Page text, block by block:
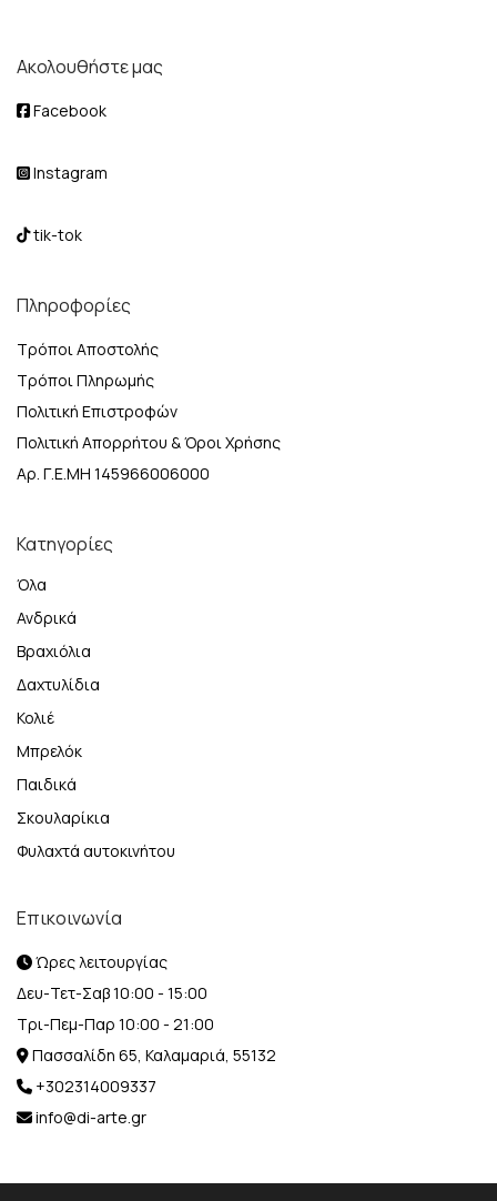
Ακολουθήστε μας
Facebook
Instagram
tik-tok
Πληροφορίες
Τρόποι Αποστολής
Τρόποι Πληρωμής
Πολιτική Επιστροφών
Πολιτική Απορρήτου & Όροι Χρήσης
Αρ. Γ.Ε.ΜΗ 145966006000
Κατηγορίες
Όλα
Ανδρικά
Βραχιόλια
Δαχτυλίδια
Κολιέ
Μπρελόκ
Παιδικά
Σκουλαρίκια
Φυλαχτά αυτοκινήτου
Επικοινωνία
Ώρες λειτουργίας
Δευ-Τετ-Σαβ 10:00 - 15:00
Τρι-Πεμ-Παρ 10:00 - 21:00
Πασσαλίδη 65, Καλαμαριά, 55132
+302314009337
info@di-arte.gr